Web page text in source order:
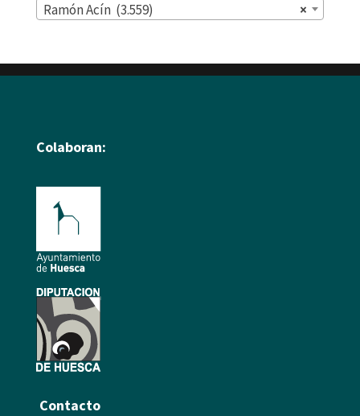
×
Ramón Acín (3.559)
Colaboran:
Contacto